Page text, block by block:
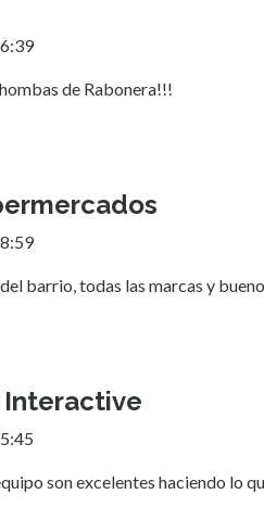
de Rabonera!!!
barrio, todas las marcas y
son excelentes haciendo lo